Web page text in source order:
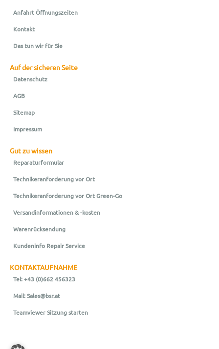
Anfahrt Öffnungszeiten
Kontakt
Das tun wir für Sie
Auf der sicheren Seite
Datenschutz
AGB
Sitemap
Impressum
Gut zu wissen
Reparaturformular
Technikeranforderung vor Ort
Technikeranforderung vor Ort Green-Go
Versandinformationen & -kosten
Warenrücksendung
Kundeninfo Repair Service
KONTAKTAUFNAHME
Tel: +43 (0)662 456323
Mail: Sales@bsr.at
Teamviewer Sitzung starten